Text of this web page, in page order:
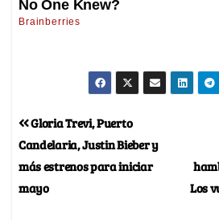
Los
Gloria Trevi, Puerto
Candelaria, Justin Bieber y
más estrenos para iniciar
mayo